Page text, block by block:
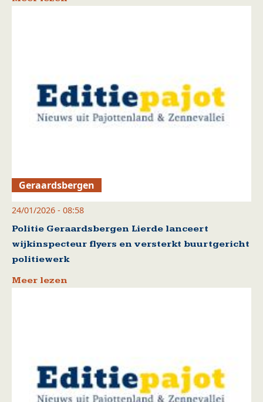
Geraardsbergen
24/01/2026 - 08:58
Politie Geraardsbergen Lierde lanceert
wijkinspecteur flyers en versterkt buurtgericht
politiewerk
Meer lezen